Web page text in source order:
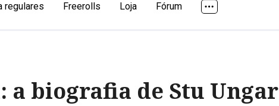
regulares Freerolls Loja Fórum
biografia de Stu Ungar